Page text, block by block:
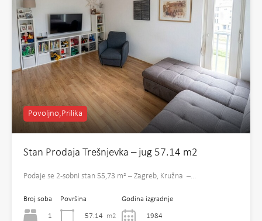
Povoljno,Prilika
Stan Prodaja Trešnjevka – jug 57.14 m2
Podaje se 2-sobni stan 55,73 m² – Zagreb, Kružna –…
Broj soba
1
Površina
57.14 m2
Godina izgradnje
1984